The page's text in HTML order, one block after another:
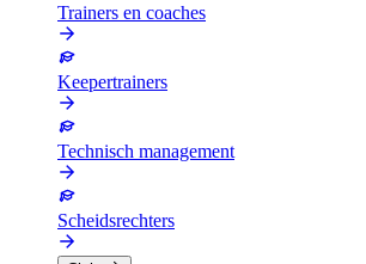
Trainers en coaches
Keepertrainers
Technisch management
Scheidsrechters